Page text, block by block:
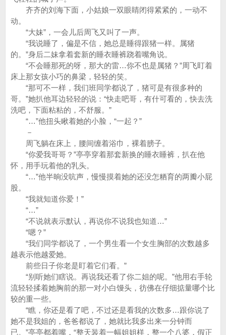
齐齐的刘海下面，小姑娘一双眼睛闭得紧紧的，一动不
动。
“大妹”，一会儿后周飞又叫了一声。
“我说睡了，偏是不信，她总是睡得跟猪一样。属猪
的。”身后二妹拿着套新的睡衣睡裤跷着嘴角说。
“不会睡那死的呀，那大的雷…你不也是属猪？”周飞盯着
床上那女孩小巧的鼻梁，轻轻的笑。
“那可不一样，我们班同学都说了，猪可是有很多种的
哥。”她扒他耳边轻轻的说：“快走吧哥，有什可看的，快去洗
洗吧，下面粘粘的，不舒服。”
“…”他扭头瞅着她的小脸，“一起？”
－
周飞躺在床上，腰间缠着浴巾，裸着膀子。
“你爱我哥哥？”亭亭穿着那套新换的睡衣睡裤，扒在他
怀，用手玩着他的乳头。
“…”他半晌没吭声，慢慢摸着她的还没怎粞育的两瓣小屁
股。
“我就知道你爱！”
“…”
“不说就表示默认，再说你不说我也知道…”
“嗯？”
“我们同学都说了，一个男生看一个女生胸部的次数越多
越表示他越爱她。
前些日子你老是盯着它们看。”
“别听她们瞎说。再说我还看了你二姐的呢。”他用右手轮
流轻轻揉着她胸前的那一对小白馒头，彷佛在仔细掂量哪个比
较的重一些。
“瞧，你还是看了吧，不过还是看我的次数多…跟你说了
她不是我姐的，爸爸都说了，她就比我多出来一分钟而
已。”亭亭都着嘴，“整天装着一幅姐姐样，整一个八婆，假正